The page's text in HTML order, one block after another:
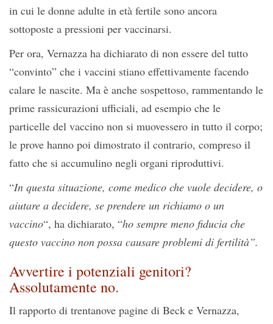
in cui le donne adulte in età fertile sono ancora
sottoposte a pressioni per vaccinarsi.
Per ora, Vernazza ha dichiarato di non essere del tutto
“convinto” che i vaccini stiano effettivamente facendo
calare le nascite. Ma è anche sospettoso, rammentando le
prime rassicurazioni ufficiali, ad esempio che le
particelle del vaccino non si muovessero in tutto il corpo;
le prove hanno poi dimostrato il contrario, compreso il
fatto che si accumulino negli organi riproduttivi.
“In questa situazione, come medico che vuole decidere, o
aiutare a decidere, se prendere un richiamo o un
vaccino“, ha dichiarato, “ho sempre meno fiducia che
questo vaccino non possa causare problemi di fertilità”.
Avvertire i potenziali genitori?
Assolutamente no.
Il rapporto di trentanove pagine di Beck e Vernazza,